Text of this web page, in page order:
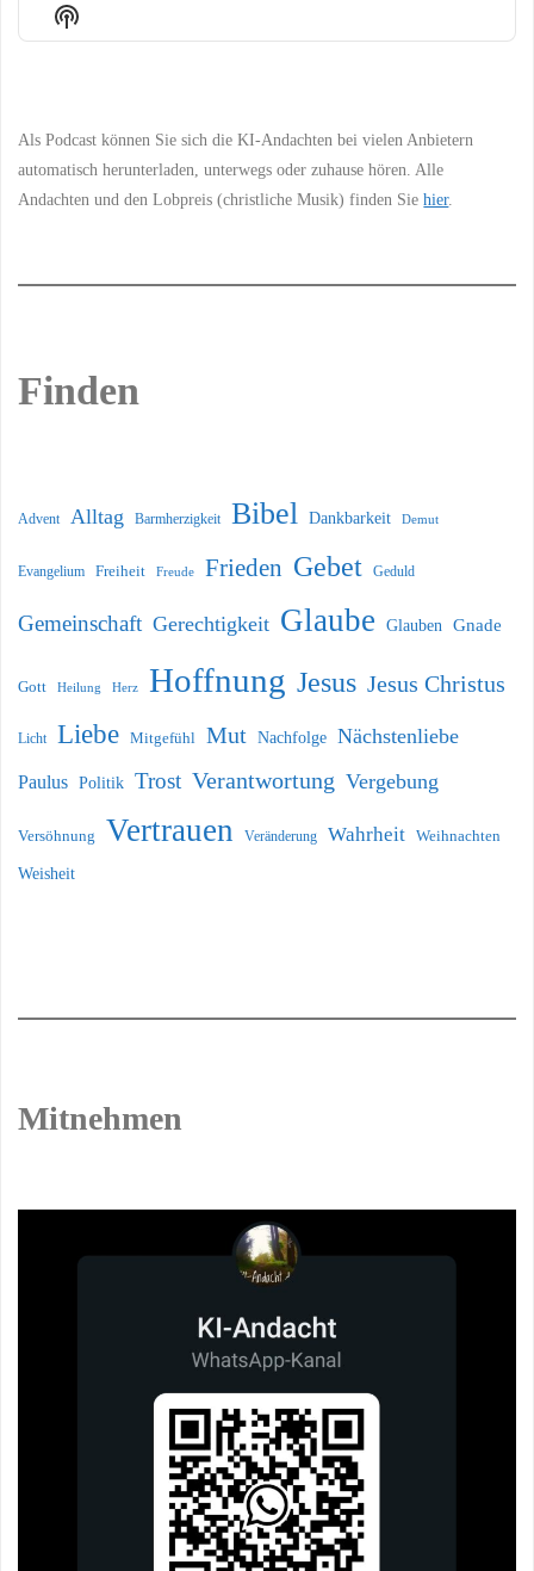
Show
Podcast
Als Podcast können Sie sich die KI-Andachten bei vielen Anbietern
automatisch herunterladen, unterwegs oder zuhause hören. Alle
Andachten und den Lobpreis (christliche Musik) finden Siehier.
Finden
Advent Alltag Barmherzigkeit Bibel Dankbarkeit Demut
Evangelium Freiheit Freude Frieden Gebet Geduld
Gemeinschaft Gerechtigkeit Glaube Glauben Gnade
Gott Heilung Herz Hoffnung Jesus Jesus Christus
Licht Liebe Mitgefühl Mut Nachfolge Nächstenliebe
Paulus Politik Trost Verantwortung Vergebung
Versöhnung Vertrauen Veränderung Wahrheit Weihnachten
Weisheit
Mitnehmen